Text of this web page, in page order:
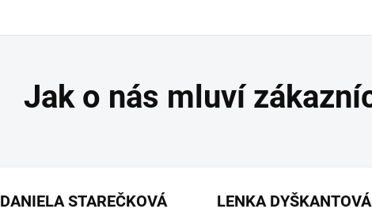
DANIELA STAREČKOVÁ LENKA DYŠKANTOVÁ